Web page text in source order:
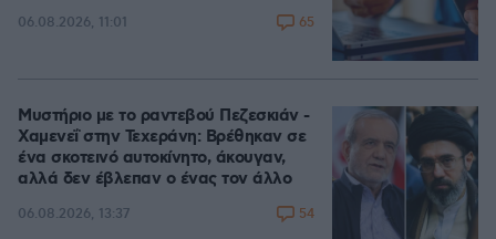
06.08.2026, 11:01 65
Μυστήριο με το ραντεβού Πεζεσκιάν -
Χαμενεΐ στην Τεχεράνη: Βρέθηκαν σε
ένα σκοτεινό αυτοκίνητο, άκουγαν,
αλλά δεν έβλεπαν ο ένας τον άλλο
06.08.2026, 13:37 54